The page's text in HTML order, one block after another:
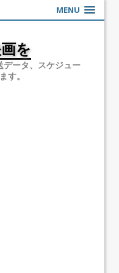
MENU
を
データ、スケジュー
す。